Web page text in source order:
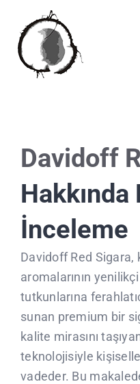
content
QUE FEM
COL·LABORACIONS
CALENDARI
CLIENTS
CONTACTE
Davidoff
Hakkında
İnceleme
Davidoff Red Sigara,
aromalarının
tutkunlarına
sunan premium bir
kalite mirasını
teknolojisiyle
vadeder. Bu